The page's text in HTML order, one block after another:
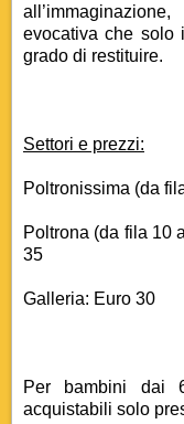
evocativa che solo
grado di restituire.
Settori e prezzi:
Poltronissima (da
Poltrona (da fila 10
35
Galleria: Euro 30
Per bambini dai
acquistabili solo